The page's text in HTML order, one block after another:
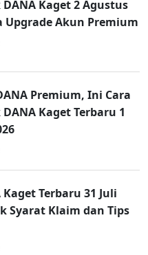
Kaget 2 Agustus
Upgrade Akun Premium
Premium, Ini Cara
Kaget Terbaru 1
Terbaru 31 Juli
Syarat Klaim dan Tips